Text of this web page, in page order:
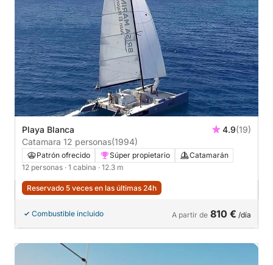
Playa Blanca 4.9(19)
Catamara 12 personas(1994)
Patrón ofrecido Súper propietario
Catamarán
12 personas · 1 cabina · 12.3 m
Reservado 5 veces en las últimas 24h
Combustible incluido A partir de 810 € /día